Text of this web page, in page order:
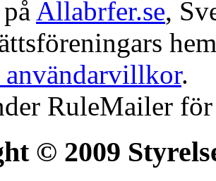
Allabrfer.se,
användarvillkor.
RuleMailer
© 2009